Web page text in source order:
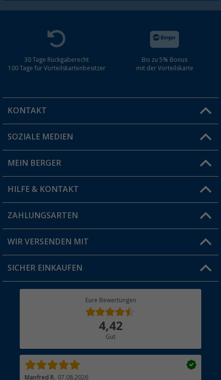
30 Tage Rückgaberecht
100 Tage für Vorteilskartenbesitzer
Bis zu 5% Bonus
mit der Vorteilskarte
KONTAKT
Du hast eine Frage?
Filiale finden
SOZIALE MEDIEN
MEIN BERGER
Vorteilskarte
Blog
Jobs & Karriere
HILFE & KONTAKT
FAQ & Kontakt
Versandinformationen
Rücksendung
ZAHLUNGSARTEN
WIR VERSENDEN MIT
SICHER EINKAUFEN
Eure Bewertungen
4,42
Gut
Manfred R. 07.08.2026